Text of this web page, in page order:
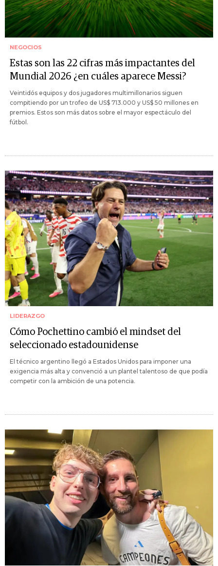
NEGOCIOS
Estas son las 22 cifras más impactantes del
Mundial 2026 ¿en cuáles aparece Messi?
Veintidós equipos y dos jugadores multimillonarios siguen
compitiendo por un trofeo de US$ 713.000 y US$ 50 millones en
premios. Estos son más datos sobre el mayor espectáculo del
fútbol.
LIDERAZGO
Cómo Pochettino cambió el mindset del
seleccionado estadounidense
El técnico argentino llegó a Estados Unidos para imponer una
exigencia más alta y convenció a un plantel talentoso de que podía
competir con la ambición de una potencia.